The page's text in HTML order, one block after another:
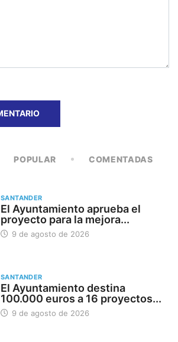
POPULAR COMENTADAS
SANTANDER
El Ayuntamiento aprueba el
proyecto para la mejora...
9 de agosto de 2026
SANTANDER
El Ayuntamiento destina
100.000 euros a 16 proyectos...
9 de agosto de 2026